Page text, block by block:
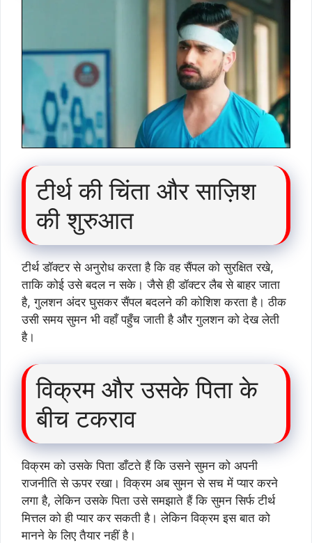
टीर्थ की चिंता और साज़िश
की शुरुआत
टीर्थ डॉक्टर से अनुरोध करता है कि वह सैंपल को सुरक्षित रखे,
ताकि कोई उसे बदल न सके। जैसे ही डॉक्टर लैब से बाहर जाता
है, गुलशन अंदर घुसकर सैंपल बदलने की कोशिश करता है। ठीक
उसी समय सुमन भी वहाँ पहुँच जाती है और गुलशन को देख लेती
है।
विक्रम और उसके पिता के
बीच टकराव
विक्रम को उसके पिता डाँटते हैं कि उसने सुमन को अपनी
राजनीति से ऊपर रखा। विक्रम अब सुमन से सच में प्यार करने
लगा है, लेकिन उसके पिता उसे समझाते हैं कि सुमन सिर्फ टीर्थ
मित्तल को ही प्यार कर सकती है। लेकिन विक्रम इस बात को
मानने के लिए तैयार नहीं है।